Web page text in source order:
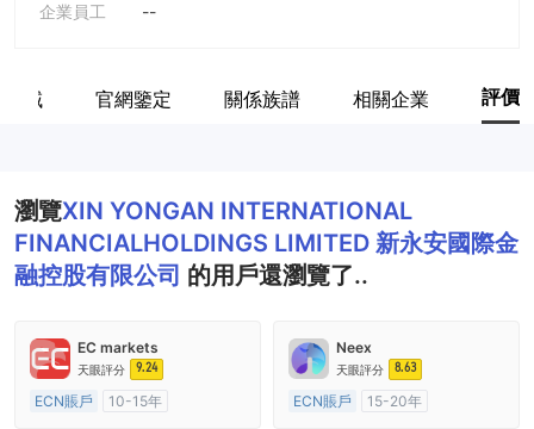
企業員工
--
區域 官網鑒定 關係族譜 相關企業 評價
瀏覽XIN YONGAN INTERNATIONAL
FINANCIALHOLDINGS LIMITED 新永安國際金
融控股有限公司 的用戶還瀏覽了..
EC markets
天眼評分 9.24
ECN賬戶
10-15年
Neex
天眼評分 8.63
ECN賬戶
15-20年